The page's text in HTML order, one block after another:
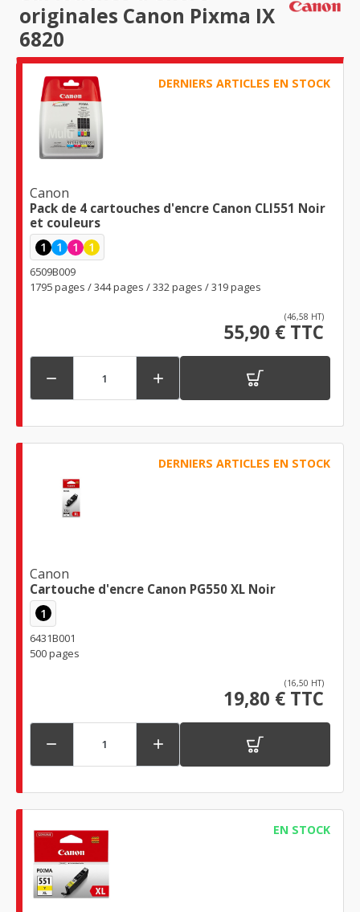
originales Canon Pixma IX
6820
DERNIERS ARTICLES EN STOCK
Canon
Pack de 4 cartouches d'encre Canon CLI551 Noir
et couleurs
1 1 1 1
6509B009
1795 pages / 344 pages / 332 pages / 319 pages
(46,58 HT)
55,90 € TTC
 
DERNIERS ARTICLES EN STOCK
Canon
Cartouche d'encre Canon PG550 XL Noir
1
6431B001
500 pages
(16,50 HT)
19,80 € TTC
 
EN STOCK